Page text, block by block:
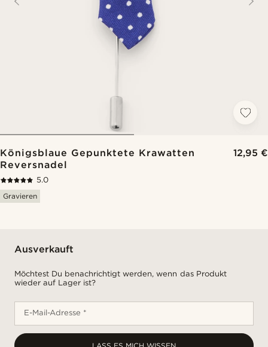
Königsblaue Gepunktete Krawatten
Reversnadel
12,95 €
5.0
Gravieren
Ausverkauft
Möchtest Du benachrichtigt werden, wenn das Produkt
wieder auf Lager ist?
E-Mail-Adresse *